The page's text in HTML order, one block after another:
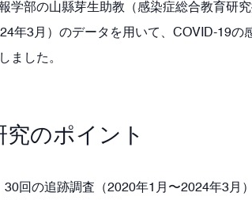
学部の山縣芽生助教（感染症総合教育研
年3月）のデータを用いて、COVID-19の
ました。
究のポイント
30回の追跡調査（2020年1月〜2024年3月